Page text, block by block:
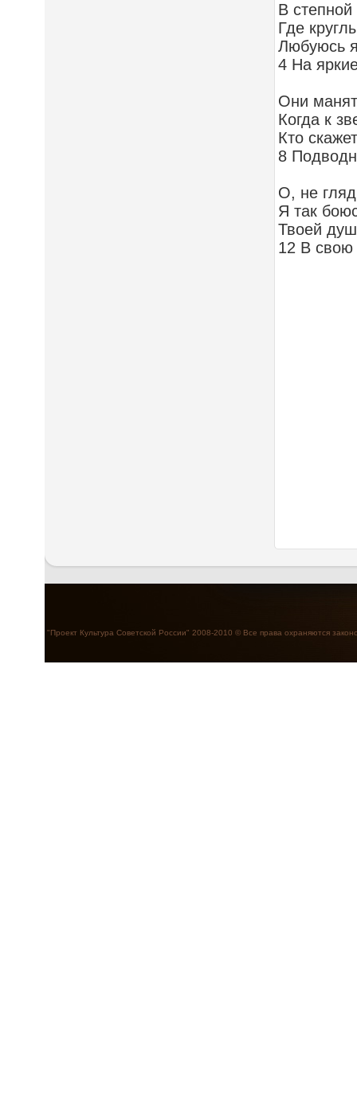
В
Где
Любуюсь
4 На
Они
Когда к
Кто
8
О, не
Я так
Твоей
12 В свою
"Проект Культура Советской России" 2008-2010 © Все права охраняются